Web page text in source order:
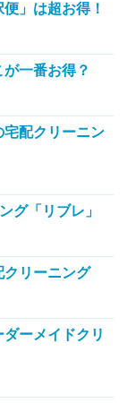
」は超お得！
一番お得？
宅配クリーニン
グ「リブレ」
クリーニング
ダーメイドクリ